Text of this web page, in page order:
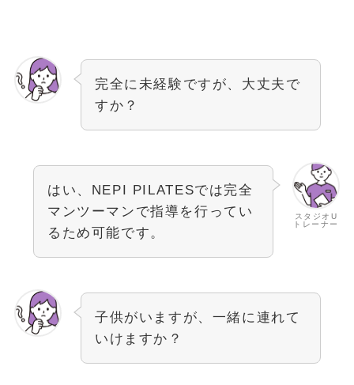
完全に未経験ですが、大丈夫で
すか？
スタジオU
トレーナー
はい、NEPI PILATESでは完全
マンツーマンで指導を行ってい
るため可能です。
子供がいますが、一緒に連れて
いけますか？